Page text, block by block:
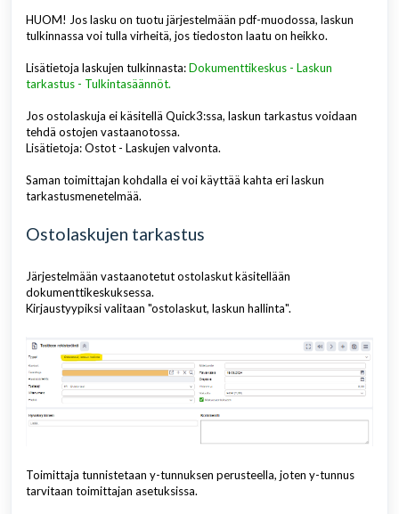
HUOM! Jos lasku on tuotu järjestelmään pdf-muodossa, laskun
tulkinnassa voi tulla virheitä, jos tiedoston laatu on heikko.
Lisätietoja laskujen tulkinnasta:Dokumenttikeskus - Laskun
tarkastus - Tulkintasäännöt.
Jos ostolaskuja ei käsitellä Quick3:ssa, laskun tarkastus voidaan
tehdä ostojen vastaanotossa.
Lisätietoja: Ostot - Laskujen valvonta.
Saman toimittajan kohdalla ei voi käyttää kahta eri laskun
tarkastusmenetelmää.
Ostolaskujen tarkastus
Järjestelmään vastaanotetut ostolaskut käsitellään
dokumenttikeskuksessa.
Kirjaustyypiksi valitaan "ostolaskut, laskun hallinta".
Toimittaja tunnistetaan y-tunnuksen perusteella, joten y-tunnus
tarvitaan toimittajan asetuksissa.